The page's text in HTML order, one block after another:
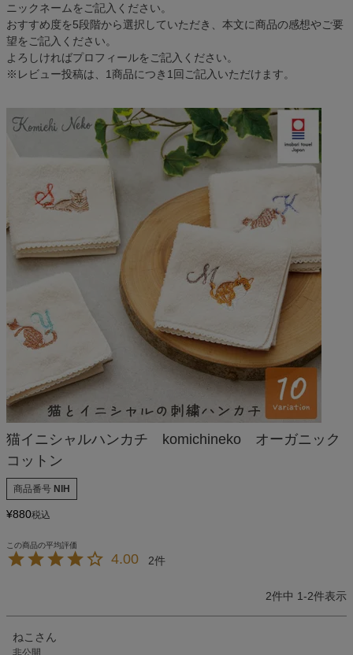
ニックネームをご記入ください。
おすすめ度を5段階から選択していただき、本文に商品の感想やご要
望をご記入ください。
よろしければプロフィールをご記入ください。
※レビュー投稿は、1商品につき1回ご記入いただけます。
猫イニシャルハンカチ komichineko オーガニック
コットン
商品番号 NIH
¥880税込
4.00 2
2件中 1-2件表示
ねこ
非公開